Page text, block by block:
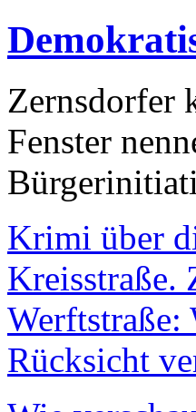
Zernsdorfer
Fenster
Krimi über
Kreisstraße.
Werftstraße:
Rücksicht